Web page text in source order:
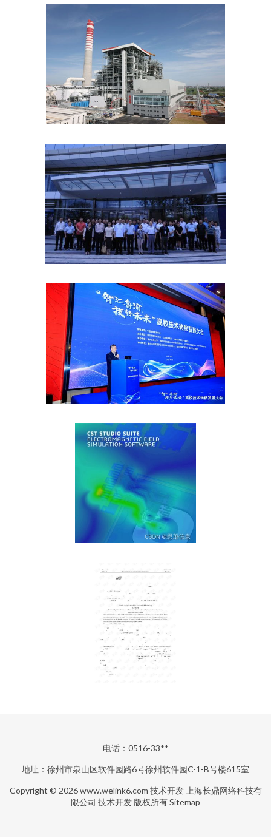
电话：0516-33**
地址：徐州市泉山区软件园路6号徐州软件园C-1-B号楼615室
Copyright © 2026www.welink6.com 技术开发 上海长鼎网络科技有
限公司 技术开发 版权所有Sitemap